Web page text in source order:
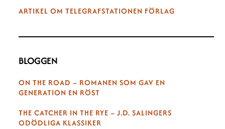
ARTIKEL OM TELEGRAFSTATIONEN FÖRLAG
BLOGGEN
ON THE ROAD – ROMANEN SOM GAV EN
GENERATION EN RÖST
THE CATCHER IN THE RYE – J.D. SALINGERS
ODÖDLIGA KLASSIKER